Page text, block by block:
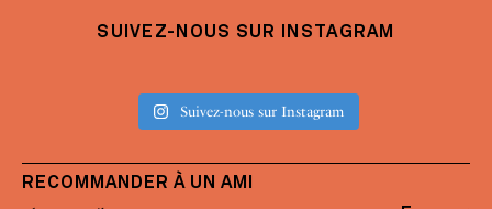
SUIVEZ-NOUS SUR INSTAGRAM
Suivez-nous sur Instagram
RECOMMANDER À UN AMI